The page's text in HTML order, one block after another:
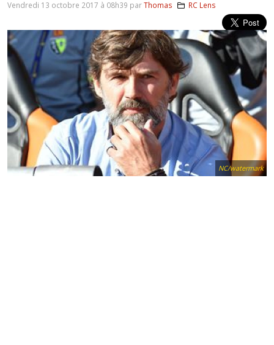
NC/watermark
Vendredi 13 octobre 2017 à 08h39 parThomas RC Lens